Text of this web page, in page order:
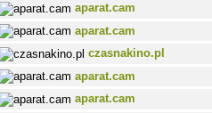
aparat.cam
aparat.cam
czasnakino.pl
aparat.cam
aparat.cam